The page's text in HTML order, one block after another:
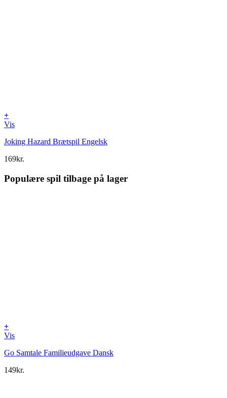
+
Vis
Joking Hazard Brætspil Engelsk
169kr.
Populære spil tilbage på lager
+
Vis
Go Samtale Familieudgave Dansk
149kr.